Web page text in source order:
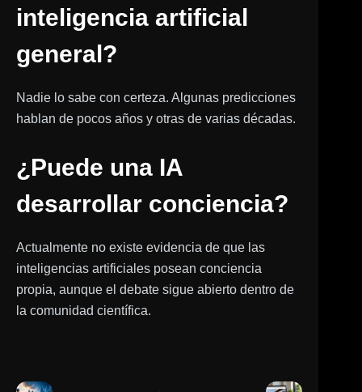
inteligencia artificial
general?
Nadie lo sabe con certeza. Algunas predicciones
hablan de pocos años y otras de varias décadas.
¿Puede una IA
desarrollar conciencia?
Actualmente no existe evidencia de que las
inteligencias artificiales posean conciencia
propia, aunque el debate sigue abierto dentro de
la comunidad científica.